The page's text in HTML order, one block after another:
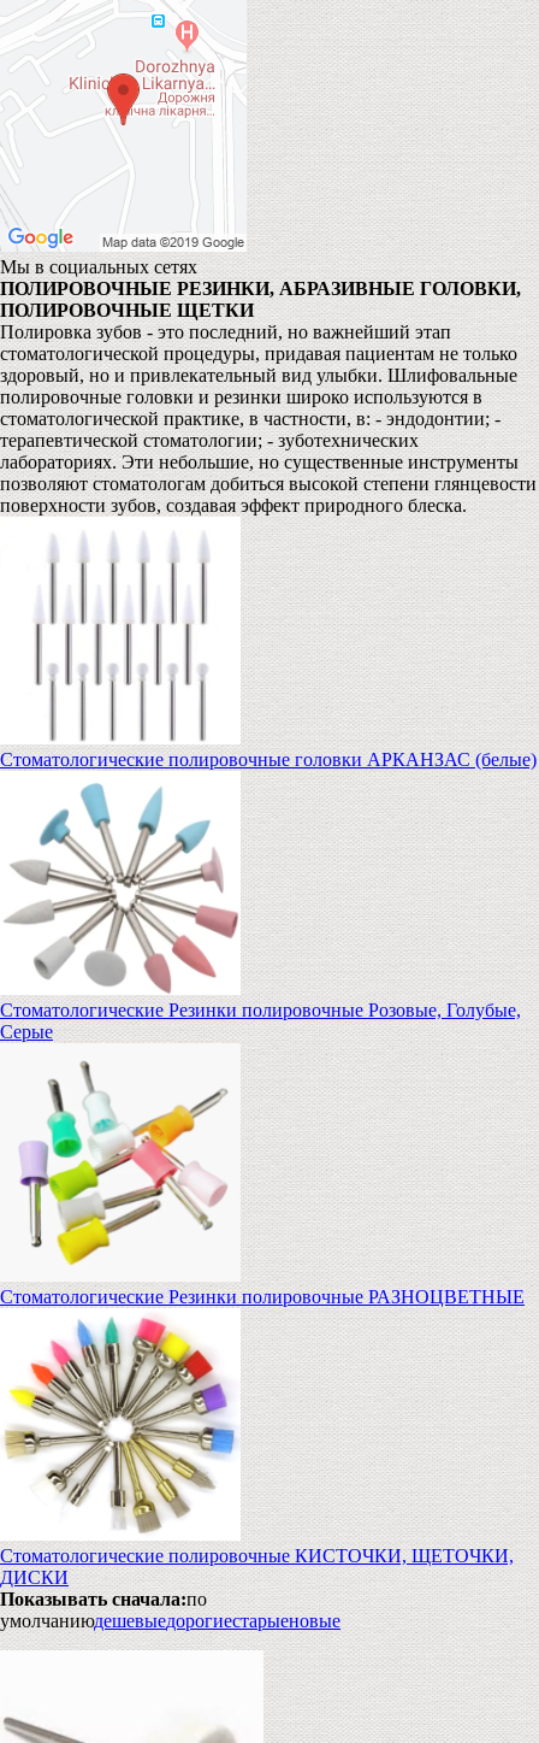
Мы в социальных сетях
ПОЛИРОВОЧНЫЕ РЕЗИНКИ, АБРАЗИВНЫЕ ГОЛОВКИ,
ПОЛИРОВОЧНЫЕ ЩЕТКИ
Полировка зубов - это последний, но важнейший этап
стоматологической процедуры, придавая пациентам не только
здоровый, но и привлекательный вид улыбки. Шлифовальные
полировочные головки и резинки широко используются в
стоматологической практике, в частности, в: - эндодонтии; -
терапевтической стоматологии; - зуботехнических
лабораториях. Эти небольшие, но существенные инструменты
позволяют стоматологам добиться высокой степени глянцевости
поверхности зубов, создавая эффект природного блеска.
Стоматологические полировочные головки АРКАНЗАС (белые)
Стоматологические Резинки полировочные Розовые, Голубые,
Серые
Стоматологические Резинки полировочные РАЗНОЦВЕТНЫЕ
Стоматологические полировочные КИСТОЧКИ, ЩЕТОЧКИ,
ДИСКИ
Показывать сначала:по
умолчаниюдешевыедорогиестарыеновые